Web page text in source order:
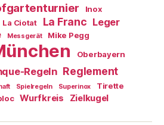
Inox
La Ciotat La Franc Leger
Messgerät Mike Pegg
Oberbayern
Regeln Reglement
Spielregeln Superinox
Tirette
Wurfkreis Zielkugel